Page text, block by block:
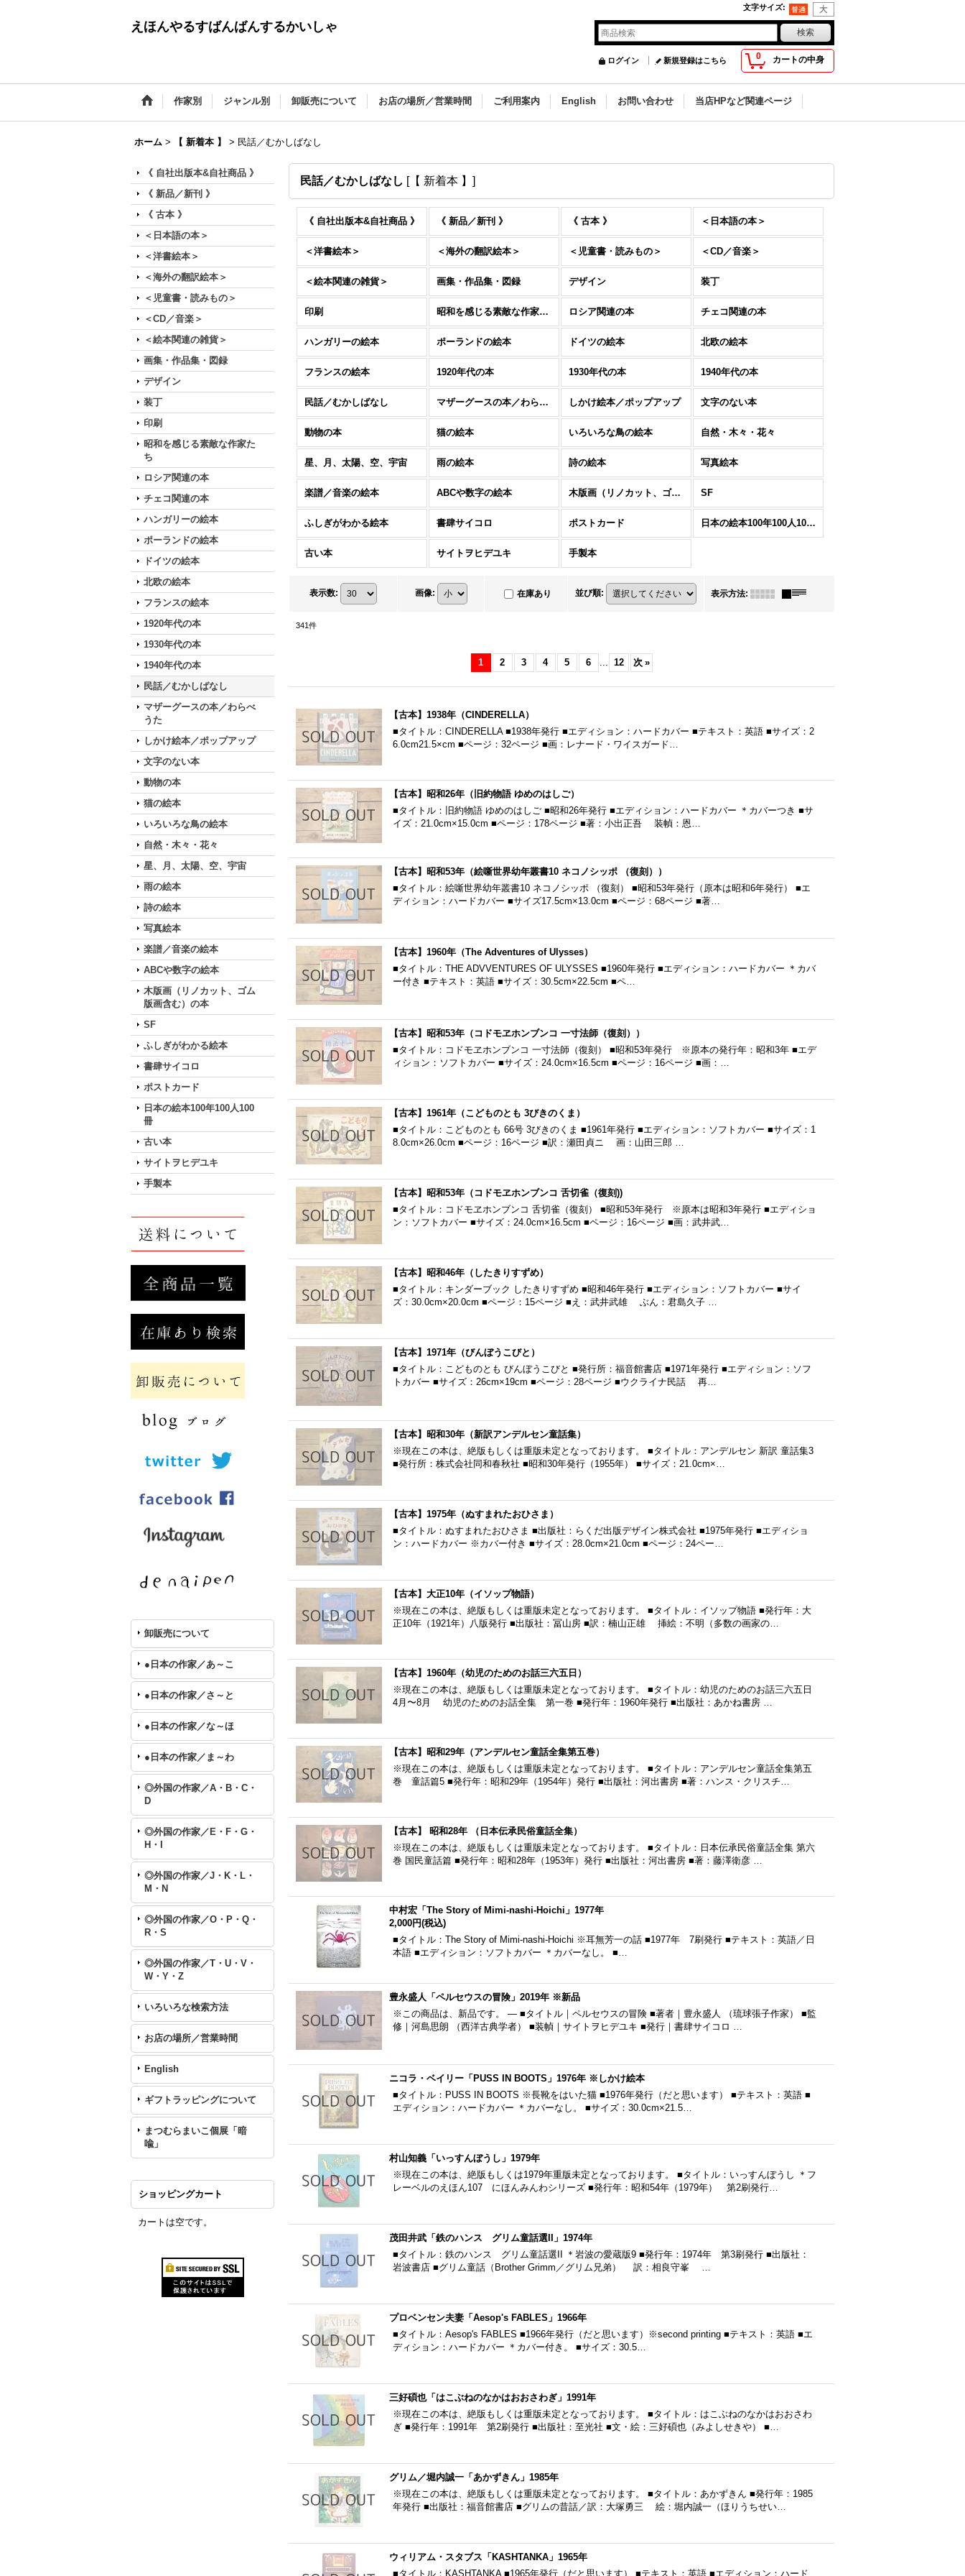
文字サイズ:
えほんやるすばんばんするかいしゃ
0 カートの中身
ログイン 新規登録はこちら
作家別 ジャンル別 卸販売について お店の場所／営業時間 ご利用案内 English お問い合わせ 当店HPなど関連ページ
ホーム > 【 新着本 】 > 民話／むかしばなし
《 自社出版本&自社商品 》
《 新品／新刊 》
《 古本 》
＜日本語の本＞
＜洋書絵本＞
＜海外の翻訳絵本＞
＜児童書・読みもの＞
＜CD／音楽＞
＜絵本関連の雑貨＞
画集・作品集・図録
デザイン
装丁
印刷
昭和を感じる素敵な作家た
ち
ロシア関連の本
チェコ関連の本
ハンガリーの絵本
ポーランドの絵本
ドイツの絵本
北欧の絵本
フランスの絵本
1920年代の本
1930年代の本
1940年代の本
民話／むかしばなし
マザーグースの本／わらべ
うた
しかけ絵本／ポップアップ
文字のない本
動物の本
猫の絵本
いろいろな鳥の絵本
自然・木々・花々
星、月、太陽、空、宇宙
雨の絵本
詩の絵本
写真絵本
楽譜／音楽の絵本
ABCや数字の絵本
木版画（リノカット、ゴム
版画含む）の本
SF
ふしぎがわかる絵本
書肆サイコロ
ポストカード
日本の絵本100年100人100
冊
古い本
サイトヲヒデユキ
手製本
卸販売について
●日本の作家／あ～こ
●日本の作家／さ～と
●日本の作家／な～ほ
●日本の作家／ま～わ
◎外国の作家／A・B・C・
D
◎外国の作家／E・F・G・
H・I
◎外国の作家／J・K・L・
M・N
◎外国の作家／O・P・Q・
R・S
◎外国の作家／T・U・V・
W・Y・Z
いろいろな検索方法
お店の場所／営業時間
English
ギフトラッピングについて
まつむらまいこ個展「暗
喩」
ショッピングカート
カートは空です。
民話／むかしばなし [【 新着本 】 ]
《 自社出版本&自社商品 》 《 新品／新刊 》 《 古本 》 ＜日本語の本＞
＜洋書絵本＞ ＜海外の翻訳絵本＞ ＜児童書・読みもの＞ ＜CD／音楽＞
＜絵本関連の雑貨＞ 画集・作品集・図録 デザイン 装丁
印刷 昭和を感じる素敵な作家たち ロシア関連の本 チェコ関連の本
ハンガリーの絵本 ポーランドの絵本 ドイツの絵本 北欧の絵本
フランスの絵本 1920年代の本 1930年代の本 1940年代の本
民話／むかしばなし マザーグースの本／わらべうた しかけ絵本／ポップアップ 文字のない本
動物の本 猫の絵本 いろいろな鳥の絵本 自然・木々・花々
星、月、太陽、空、宇宙 雨の絵本 詩の絵本 写真絵本
楽譜／音楽の絵本 ABCや数字の絵本 木版画（リノカット、ゴム版画含む）の本 SF
ふしぎがわかる絵本 書肆サイコロ ポストカード 日本の絵本100年100人100冊
古い本 サイトヲヒデユキ 手製本
表示数: 画像: 在庫あり 並び順: 表示方法:
341件
1 2 3 4 5 6 ... 12 次 »
【古本】1938年（CINDERELLA）
■タイトル：CINDERELLA ■1938年発行 ■エディション：ハードカバー ■テキスト：英語 ■サイズ：2
6.0cm21.5×cm ■ページ：32ページ ■画：レナード・ワイスガード…
【古本】昭和26年（旧約物語 ゆめのはしご）
■タイトル：旧約物語 ゆめのはしご ■昭和26年発行 ■エディション：ハードカバー ＊カバーつき ■サ
イズ：21.0cm×15.0cm ■ページ：178ページ ■著：小出正吾 装幀：恩…
【古本】昭和53年（絵噺世界幼年叢書10 ネコノシッポ （復刻））
■タイトル：絵噺世界幼年叢書10 ネコノシッポ （復刻） ■昭和53年発行（原本は昭和6年発行） ■エ
ディション：ハードカバー ■サイズ17.5cm×13.0cm ■ページ：68ページ ■著…
【古本】1960年（The Adventures of Ulysses）
■タイトル：THE ADVVENTURES OF ULYSSES ■1960年発行 ■エディション：ハードカバー ＊カバ
ー付き ■テキスト：英語 ■サイズ：30.5cm×22.5cm ■ペ…
【古本】昭和53年（コドモヱホンブンコ 一寸法師（復刻））
■タイトル：コドモヱホンブンコ 一寸法師（復刻） ■昭和53年発行 ※原本の発行年：昭和3年 ■エデ
ィション：ソフトカバー ■サイズ：24.0cm×16.5cm ■ページ：16ページ ■画：…
【古本】1961年（こどものとも 3びきのくま）
■タイトル：こどものとも 66号 3びきのくま ■1961年発行 ■エディション：ソフトカバー ■サイズ：1
8.0cm×26.0cm ■ページ：16ページ ■訳：瀬田貞ニ 画：山田三郎 …
【古本】昭和53年（コドモヱホンブンコ 舌切雀（復刻))
■タイトル：コドモヱホンブンコ 舌切雀（復刻） ■昭和53年発行 ※原本は昭和3年発行 ■エディショ
ン：ソフトカバー ■サイズ：24.0cm×16.5cm ■ページ：16ページ ■画：武井武…
【古本】昭和46年（したきりすずめ）
■タイトル：キンダーブック したきりすずめ ■昭和46年発行 ■エディション：ソフトカバー ■サイ
ズ：30.0cm×20.0cm ■ページ：15ページ ■え：武井武雄 ぶん：君島久子 …
【古本】1971年（びんぼうこびと）
■タイトル：こどものとも びんぼうこびと ■発行所：福音館書店 ■1971年発行 ■エディション：ソフ
トカバー ■サイズ：26cm×19cm ■ページ：28ページ ■ウクライナ民話 再…
【古本】昭和30年（新訳アンデルセン童話集）
※現在この本は、絶版もしくは重版未定となっております。 ■タイトル：アンデルセン 新訳 童話集3
■発行所：株式会社同和春秋社 ■昭和30年発行（1955年） ■サイズ：21.0cm×…
【古本】1975年（ぬすまれたおひさま）
■タイトル：ぬすまれたおひさま ■出版社：らくだ出版デザイン株式会社 ■1975年発行 ■エディショ
ン：ハードカバー ※カバー付き ■サイズ：28.0cm×21.0cm ■ページ：24ペー…
【古本】大正10年（イソップ物語）
※現在この本は、絶版もしくは重版未定となっております。 ■タイトル：イソップ物語 ■発行年：大
正10年（1921年）八版発行 ■出版社：冨山房 ■訳：楠山正雄 挿絵：不明（多数の画家の…
【古本】1960年（幼児のためのお話三六五日）
※現在この本は、絶版もしくは重版未定となっております。 ■タイトル：幼児のためのお話三六五日
4月〜8月 幼児のためのお話全集 第一巻 ■発行年：1960年発行 ■出版社：あかね書房 …
【古本】昭和29年（アンデルセン童話全集第五巻）
※現在この本は、絶版もしくは重版未定となっております。 ■タイトル：アンデルセン童話全集第五
巻 童話篇5 ■発行年：昭和29年（1954年）発行 ■出版社：河出書房 ■著：ハンス・クリスチ…
【古本】 昭和28年 （日本伝承民俗童話全集）
※現在この本は、絶版もしくは重版未定となっております。 ■タイトル：日本伝承民俗童話全集 第六
巻 国民童話篇 ■発行年：昭和28年（1953年）発行 ■出版社：河出書房 ■著：藤澤衛彦 …
中村宏「The Story of Mimi-nashi-Hoichi」1977年
2,000円(税込)
■タイトル：The Story of Mimi-nashi-Hoichi ※耳無芳一の話 ■1977年 7刷発行 ■テキスト：英語／日
本語 ■エディション：ソフトカバー ＊カバーなし。 ■…
豊永盛人「ペルセウスの冒険」2019年 ※新品
※この商品は、新品です。 — ■タイトル｜ペルセウスの冒険 ■著者｜豊永盛人 （琉球張子作家） ■監
修｜河島思朗 （西洋古典学者） ■装幀｜サイトヲヒデユキ ■発行｜書肆サイコロ …
ニコラ・ベイリー「PUSS IN BOOTS」1976年 ※しかけ絵本
■タイトル：PUSS IN BOOTS ※長靴をはいた猫 ■1976年発行（だと思います） ■テキスト：英語 ■
エディション：ハードカバー ＊カバーなし。 ■サイズ：30.0cm×21.5…
村山知義「いっすんぼうし」1979年
※現在この本は、絶版もしくは1979年重版未定となっております。 ■タイトル：いっすんぼうし ＊フ
レーベルのえほん107 にほんみんわシリーズ ■発行年：昭和54年（1979年） 第2刷発行…
茂田井武「鉄のハンス グリム童話選II」1974年
■タイトル：鉄のハンス グリム童話選II ＊岩波の愛蔵版9 ■発行年：1974年 第3刷発行 ■出版社：
岩波書店 ■グリム童話（Brother Grimm／グリム兄弟） 訳：相良守峯 …
プロベンセン夫妻「Aesop's FABLES」1966年
■タイトル：Aesop's FABLES ■1966年発行（だと思います）※second printing ■テキスト：英語 ■エ
ディション：ハードカバー ＊カバー付き。 ■サイズ：30.5…
三好碩也「はこぶねのなかはおおさわぎ」1991年
※現在この本は、絶版もしくは重版未定となっております。 ■タイトル：はこぶねのなかはおおさわ
ぎ ■発行年：1991年 第2刷発行 ■出版社：至光社 ■文・絵：三好碩也（みよしせきや） ■…
グリム／堀内誠一「あかずきん」1985年
※現在この本は、絶版もしくは重版未定となっております。 ■タイトル：あかずきん ■発行年：1985
年発行 ■出版社：福音館書店 ■グリムの昔話／訳：大塚勇三 絵：堀内誠一（ほりうちせい…
ウィリアム・スタブス「KASHTANKA」1965年
■タイトル：KASHTANKA ■1965年発行（だと思います） ■テキスト：英語 ■エディション：ハード